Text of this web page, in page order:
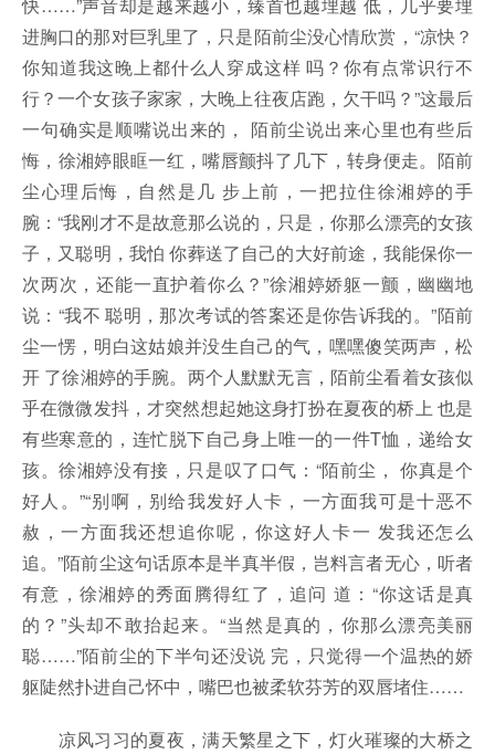
快……”声音却是越来越小，臻首也越埋越 低，几乎要埋
进胸口的那对巨乳里了，只是陌前尘没心情欣赏，“凉快？
你知道我这晚上都什么人穿成这样 吗？你有点常识行不
行？一个女孩子家家，大晚上往夜店跑，欠干吗？”这最后
一句确实是顺嘴说出来的， 陌前尘说出来心里也有些后
悔，徐湘婷眼眶一红，嘴唇颤抖了几下，转身便走。陌前
尘心理后悔，自然是几 步上前，一把拉住徐湘婷的手
腕：“我刚才不是故意那么说的，只是，你那么漂亮的女孩
子，又聪明，我怕 你葬送了自己的大好前途，我能保你一
次两次，还能一直护着你么？”徐湘婷娇躯一颤，幽幽地
说：“我不 聪明，那次考试的答案还是你告诉我的。”陌前
尘一愣，明白这姑娘并没生自己的气，嘿嘿傻笑两声，松
开 了徐湘婷的手腕。两个人默默无言，陌前尘看着女孩似
乎在微微发抖，才突然想起她这身打扮在夏夜的桥上 也是
有些寒意的，连忙脱下自己身上唯一的一件T恤，递给女
孩。徐湘婷没有接，只是叹了口气：“陌前尘， 你真是个
好人。”“别啊，别给我发好人卡，一方面我可是十恶不
赦，一方面我还想追你呢，你这好人卡一 发我还怎么
追。”陌前尘这句话原本是半真半假，岂料言者无心，听者
有意，徐湘婷的秀面腾得红了，追问 道：“你这话是真
的？”头却不敢抬起来。“当然是真的，你那么漂亮美丽
聪……”陌前尘的下半句还没说 完，只觉得一个温热的娇
躯陡然扑进自己怀中，嘴巴也被柔软芬芳的双唇堵住……
凉风习习的夏夜，满天繁星之下，灯火璀璨的大桥之